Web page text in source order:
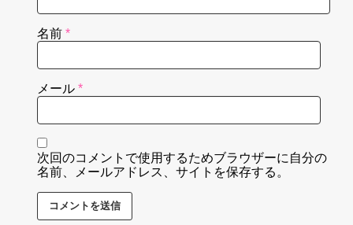
名前 *
メール *
次回のコメントで使用するためブラウザーに自分の
名前、メールアドレス、サイトを保存する。